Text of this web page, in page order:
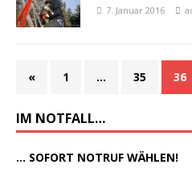
7. Januar 2016
« 1 … 35 36
IM NOTFALL…
... SOFORT NOTRUF WÄHLEN!